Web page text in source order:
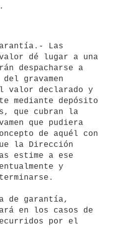
dé lugar a una
despacharse a
gravamen
valor declarado y
mediante depósito
que cubran la
que pudiera
de aquél con
la Dirección
estime a ese
y
en los casos de
por el